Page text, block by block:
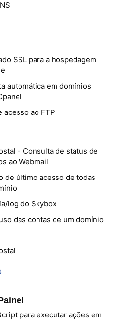
SSL para a hospedagem
automática em domínios
acesso ao FTP
- Consulta de status de
ao Webmail
de último acesso de todas
log do Skybox
das contas de um domínio
para executar ações em